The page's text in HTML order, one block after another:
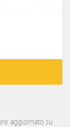
aggiornato su